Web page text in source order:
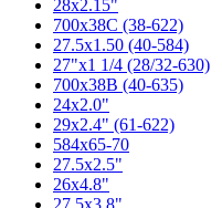
28x2.15"
700x38C (38-622)
27.5x1.50 (40-584)
27"x1 1/4 (28/32-630)
700x38B (40-635)
24x2.0"
29x2.4" (61-622)
584x65-70
27.5x2.5"
26x4.8"